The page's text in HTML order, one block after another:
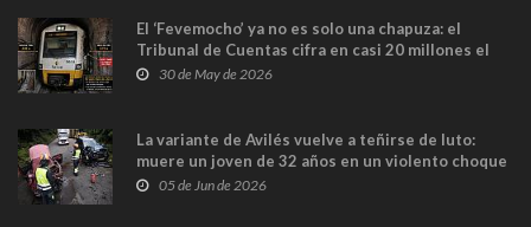
El ‘Fevemocho’ ya no es solo una chapuza: el
Tribunal de Cuentas cifra en casi 20 millones el
sobrecoste de los trenes que no cabían por los
30 de May de 2026
La variante de Avilés vuelve a teñirse de luto:
muere un joven de 32 años en un violento choque
frontal
05 de Jun de 2026